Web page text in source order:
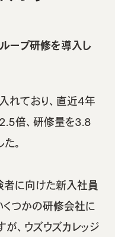
ープ研修を導入し
れており、直近4年
倍、研修量を3.8
。
者に向けた新入社員
くつかの研修会社に
、ウズウズカレッジ